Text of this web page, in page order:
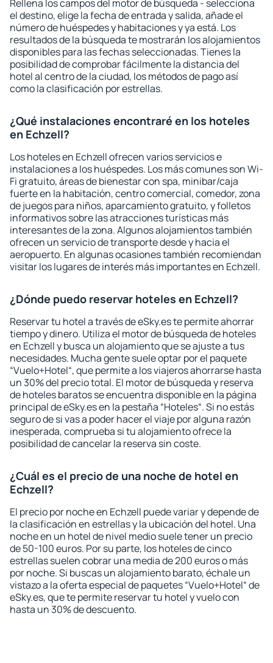
Rellena los campos del motor de búsqueda - selecciona
el destino, elige la fecha de entrada y salida, añade el
número de huéspedes y habitaciones y ya está. Los
resultados de la búsqueda te mostrarán los alojamientos
disponibles para las fechas seleccionadas. Tienes la
posibilidad de comprobar fácilmente la distancia del
hotel al centro de la ciudad, los métodos de pago así
como la clasificación por estrellas.
¿Qué instalaciones encontraré en los hoteles
en Echzell?
Los hoteles en Echzell ofrecen varios servicios e
instalaciones a los huéspedes. Los más comunes son Wi-
Fi gratuito, áreas de bienestar con spa, minibar/caja
fuerte en la habitación, centro comercial, comedor, zona
de juegos para niños, aparcamiento gratuito, y folletos
informativos sobre las atracciones turísticas más
interesantes de la zona. Algunos alojamientos también
ofrecen un servicio de transporte desde y hacia el
aeropuerto. En algunas ocasiones también recomiendan
visitar los lugares de interés más importantes en Echzell.
¿Dónde puedo reservar hoteles en Echzell?
Reservar tu hotel a través de eSky.es te permite ahorrar
tiempo y dinero. Utiliza el motor de búsqueda de hoteles
en Echzell y busca un alojamiento que se ajuste a tus
necesidades. Mucha gente suele optar por el paquete
“Vuelo+Hotel“, que permite a los viajeros ahorrarse hasta
un 30% del precio total. El motor de búsqueda y reserva
de hoteles baratos se encuentra disponible en la página
principal de eSky.es en la pestaña “Hoteles“. Si no estás
seguro de si vas a poder hacer el viaje por alguna razón
inesperada, comprueba si tu alojamiento ofrece la
posibilidad de cancelar la reserva sin coste.
¿Cuál es el precio de una noche de hotel en
Echzell?
El precio por noche en Echzell puede variar y depende de
la clasificación en estrellas y la ubicación del hotel. Una
noche en un hotel de nivel medio suele tener un precio
de 50-100 euros. Por su parte, los hoteles de cinco
estrellas suelen cobrar una media de 200 euros o más
por noche. Si buscas un alojamiento barato, échale un
vistazo a la oferta especial de paquetes “Vuelo+Hotel“ de
eSky.es, que te permite reservar tu hotel y vuelo con
hasta un 30% de descuento.